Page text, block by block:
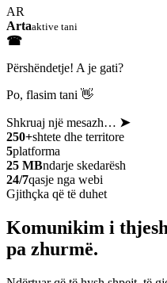
AR
Artaaktive tani
☎
Përshëndetje! A je gati?
Po, flasim tani 👋
Shkruaj një mesazh… ➤
250+shtete dhe territore
5platforma
25 MBndarje skedarësh
24/7qasje nga webi
Gjithçka që të duhet
Komunikim i
pa zhurmë.